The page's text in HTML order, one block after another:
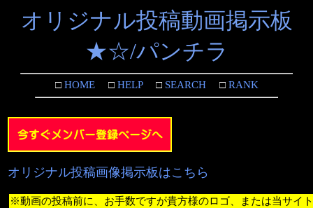
オリジナル投稿動画掲示板
★☆/パンチラ
□HOME□HELP□SEARCH□RANK
オリジナル投稿画像掲示板はこちら
※動画の投稿前に、お手数ですが貴方様のロゴ、または当サイ